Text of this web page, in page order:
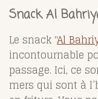
Snack Al
Le snack "Al
incontournable
passage. Ici, ce
mers qui sont à